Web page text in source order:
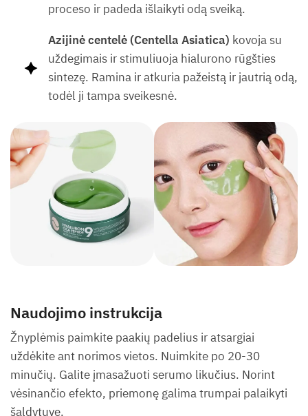
proceso ir padeda išlaikyti odą sveiką.
Azijinė centelė (Centella Asiatica) kovoja su
uždegimais ir stimuliuoja hialurono rūgšties
sintezę. Ramina ir atkuria pažeistą ir jautrią odą,
todėl ji tampa sveikesnė.
Naudojimo instrukcija
Žnyplėmis paimkite paakių padelius ir atsargiai
uždėkite ant norimos vietos. Nuimkite po 20-30
minučių. Galite įmasažuoti serumo likučius. Norint
vėsinančio efekto, priemonę galima trumpai palaikyti
šaldytuve.